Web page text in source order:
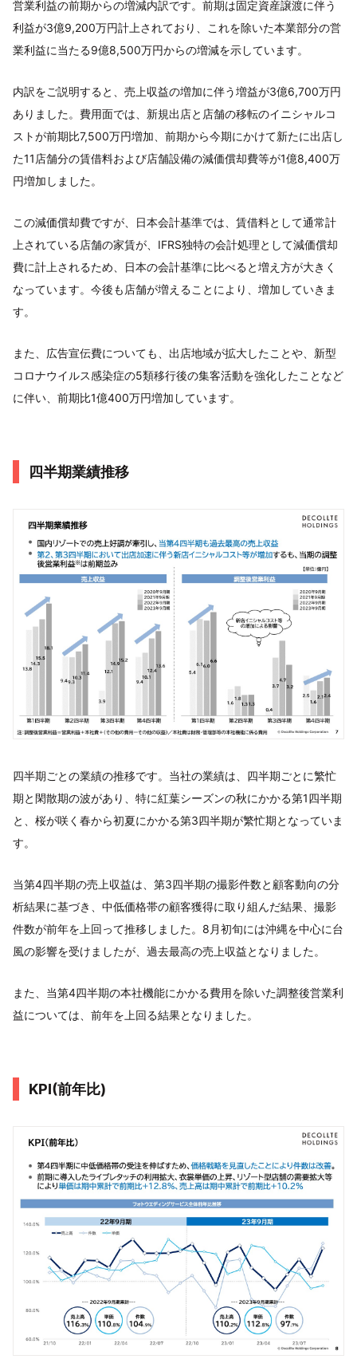
営業利益の前期からの増減内訳です。前期は固定資産譲渡に伴う
利益が3億9,200万円計上されており、これを除いた本業部分の営
業利益に当たる9億8,500万円からの増減を示しています。
内訳をご説明すると、売上収益の増加に伴う増益が3億6,700万円
ありました。費用面では、新規出店と店舗の移転のイニシャルコ
ストが前期比7,500万円増加、前期から今期にかけて新たに出店し
た11店舗分の賃借料および店舗設備の減価償却費等が1億8,400万
円増加しました。
この減価償却費ですが、日本会計基準では、賃借料として通常計
上されている店舗の家賃が、IFRS独特の会計処理として減価償却
費に計上されるため、日本の会計基準に比べると増え方が大きく
なっています。今後も店舗が増えることにより、増加していきま
す。
また、広告宣伝費についても、出店地域が拡大したことや、新型
コロナウイルス感染症の5類移行後の集客活動を強化したことなど
に伴い、前期比1億400万円増加しています。
四半期業績推移
四半期ごとの業績の推移です。当社の業績は、四半期ごとに繁忙
期と閑散期の波があり、特に紅葉シーズンの秋にかかる第1四半期
と、桜が咲く春から初夏にかかる第3四半期が繁忙期となっていま
す。
当第4四半期の売上収益は、第3四半期の撮影件数と顧客動向の分
析結果に基づき、中低価格帯の顧客獲得に取り組んだ結果、撮影
件数が前年を上回って推移しました。8月初旬には沖縄を中心に台
風の影響を受けましたが、過去最高の売上収益となりました。
また、当第4四半期の本社機能にかかる費用を除いた調整後営業利
益については、前年を上回る結果となりました。
KPI(前年比)